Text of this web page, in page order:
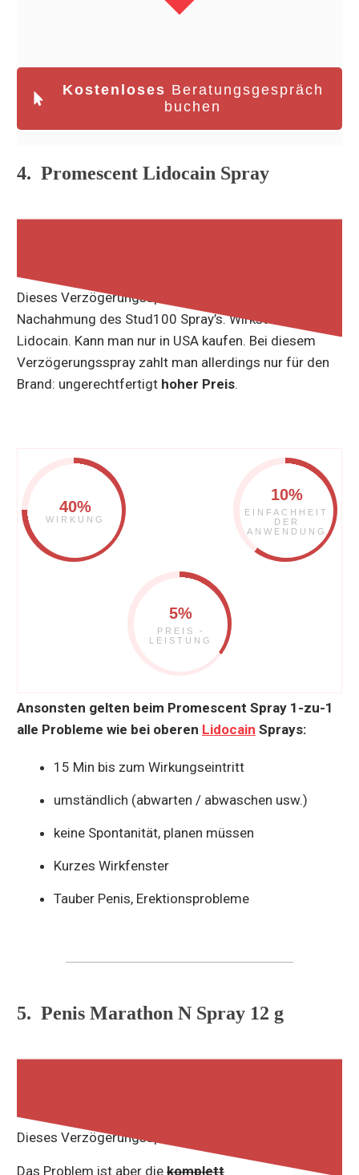
Kostenloses Beratungsgespräch
buchen
4. Promescent Lidocain Spray
Dieses Verzögerungsspray ist die amerikanische
Nachahmung des Stud100 Spray’s. Wirkstoff ist
Lidocain. Kann man nur in USA kaufen. Bei diesem
Verzögerungsspray zahlt man allerdings nur für den
Brand: ungerechtfertigt hoher Preis.
40%
WIRKUNG
10%
EINFACHHEIT
DER
ANWENDUNG
5%
PREIS -
LEISTUNG
Ansonsten gelten beim Promescent Spray 1-zu-1
alle Probleme wie bei oberen Lidocain Sprays:
15 Min bis zum Wirkungseintritt
umständlich (abwarten / abwaschen usw.)
keine Spontanität, planen müssen
Kurzes Wirkfenster
Tauber Penis, Erektionsprobleme
5. Penis Marathon N Spray 12 g
Dieses Verzögerungsspray arbeitet auch mit Lidocain.
Das Problem ist aber die komplett